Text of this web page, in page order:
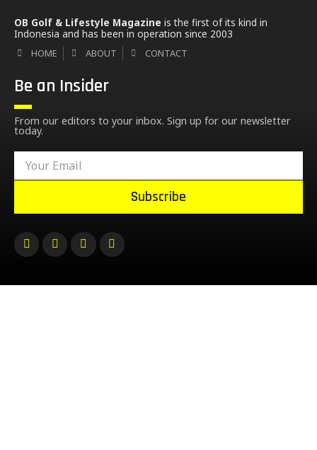
OB Golf & Lifestyle Magazine is the first of its kind in
Indonesia and has been in operation since 2003
HOME ABOUT CONTACT
Be an Insider
From our editors to your inbox. Sign up for our newsletter
today.
Subscribe